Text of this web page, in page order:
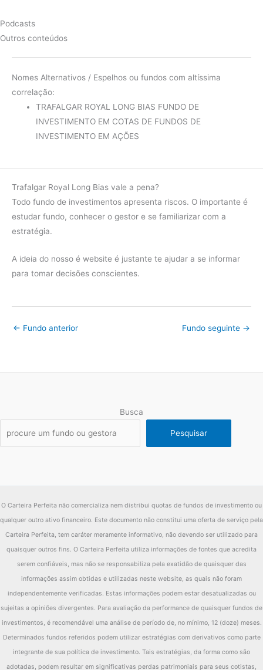
Podcasts
Outros conteúdos
Nomes Alternativos / Espelhos ou fundos com altíssima
correlação:
TRAFALGAR ROYAL LONG BIAS FUNDO DE
INVESTIMENTO EM COTAS DE FUNDOS DE
INVESTIMENTO EM AÇÕES
Trafalgar Royal Long Bias vale a pena?
Todo fundo de investimentos apresenta riscos. O importante é
estudar fundo, conhecer o gestor e se familiarizar com a
estratégia.
A ideia do nosso é website é justante te ajudar a se informar
para tomar decisões conscientes.
← Fundo anterior Fundo seguinte →
Busca
Pesquisar
O Carteira Perfeita não comercializa nem distribui quotas de fundos de investimento ou
qualquer outro ativo financeiro. Este documento não constitui uma oferta de serviço pela
Carteira Perfeita, tem caráter meramente informativo, não devendo ser utilizado para
quaisquer outros fins. O Carteira Perfeita utiliza informações de fontes que acredita
serem confiáveis, mas não se responsabiliza pela exatidão de quaisquer das
informações assim obtidas e utilizadas neste website, as quais não foram
independentemente verificadas. Estas informações podem estar desatualizadas ou
sujeitas a opiniões divergentes. Para avaliação da performance de quaisquer fundos de
investimentos, é recomendável uma análise de período de, no mínimo, 12 (doze) meses.
Determinados fundos referidos podem utilizar estratégias com derivativos como parte
integrante de sua política de investimento. Tais estratégias, da forma como são
adotadas, podem resultar em significativas perdas patrimoniais para seus cotistas,